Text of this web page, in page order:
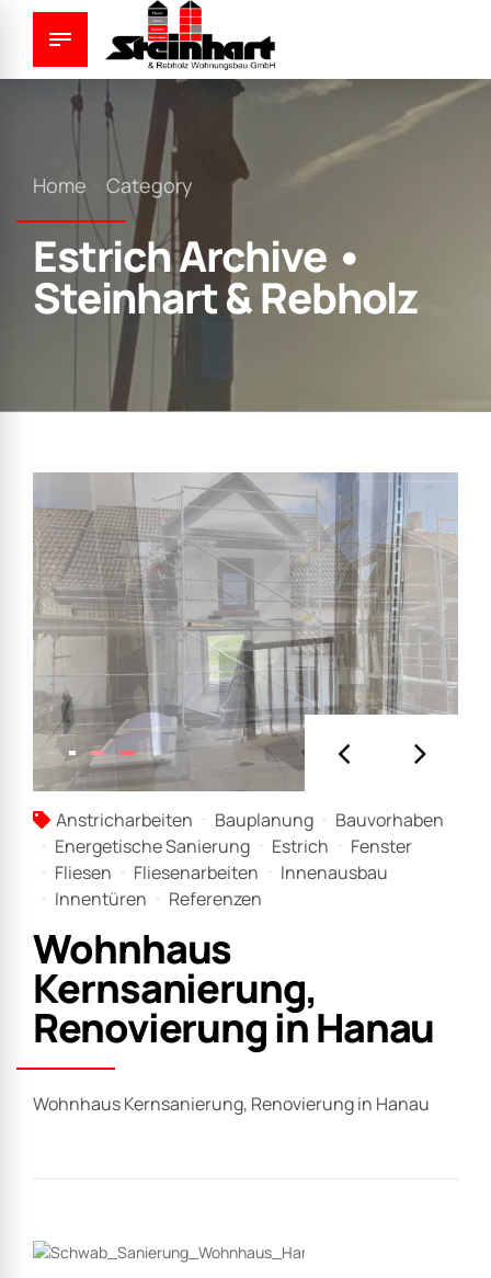
Home Category
Estrich Archive •
Steinhart & Rebholz
Anstricharbeiten Bauplanung
Bauvorhaben
Energetische Sanierung
Estrich
Fenster
Fliesen
Fliesenarbeiten
Innenausbau
Innentüren
Referenzen
Wohnhaus
Kernsanierung,
Renovierung in Hanau
Wohnhaus Kernsanierung, Renovierung in Hanau